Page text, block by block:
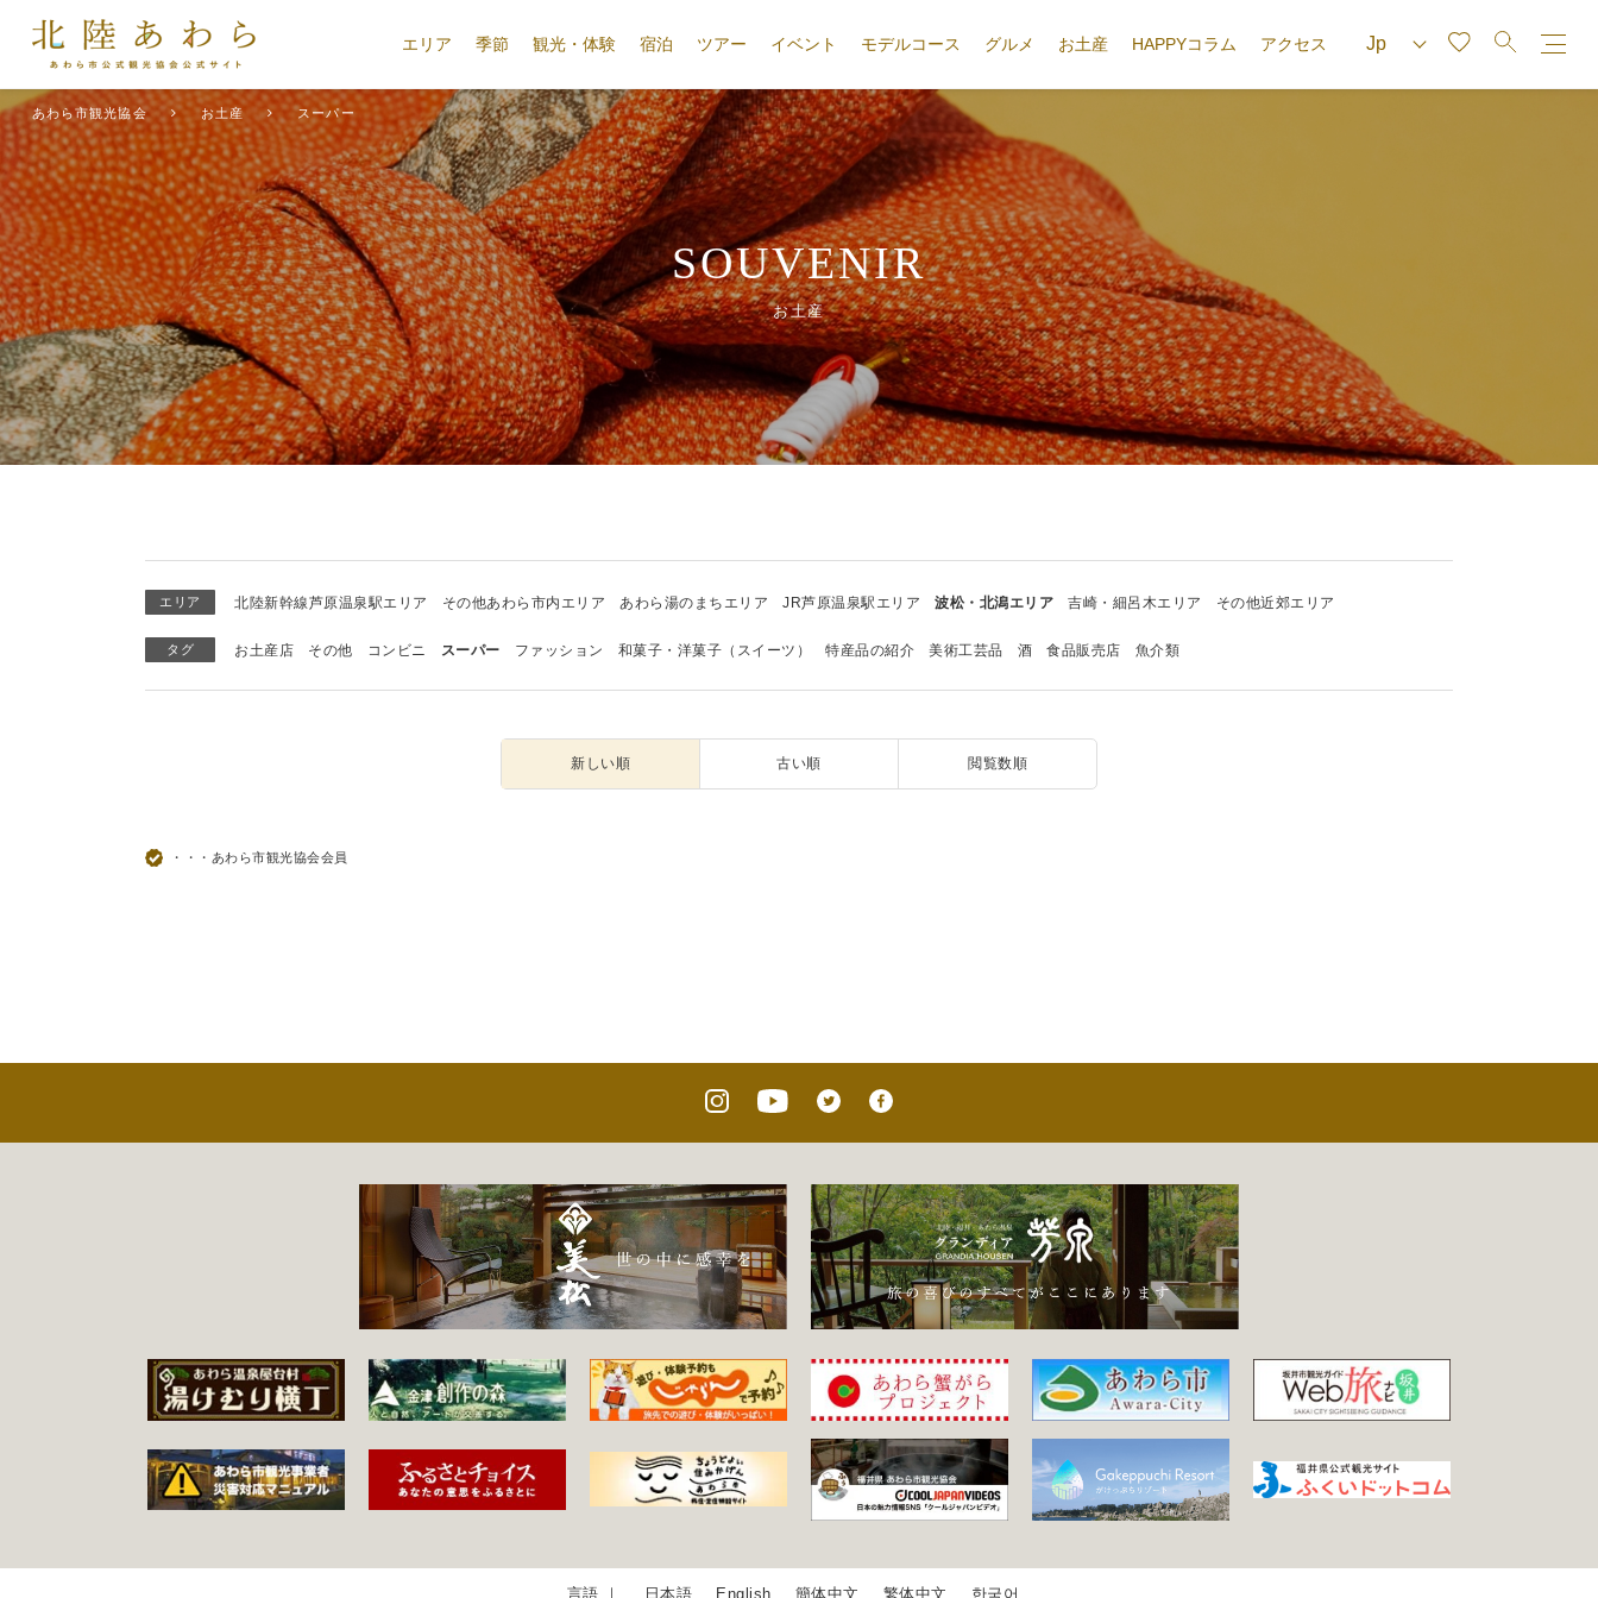
エリア 季節 観光・体験 宿泊 ツアー イベント モデルコース グルメ お土産 HAPPYコラム アクセス
あわら市観光協会 お土産 スーパー
SOUVENIR
お土産
エリア 北陸新幹線芦原温泉駅エリア その他あわら市内エリア あわら湯のまちエリア JR芦原温泉駅エリア 波松・北潟エリア 吉崎・細呂木エリア その他近郊エリア
タグ お土産店 その他 コンビニ スーパー ファッション 和菓子・洋菓子（スイーツ） 特産品の紹介 美術工芸品 酒 食品販売店 魚介類
新しい順 古い順 閲覧数順
・・・あわら市観光協会会員
日本語 English 簡体中文 繁体中文 한국어